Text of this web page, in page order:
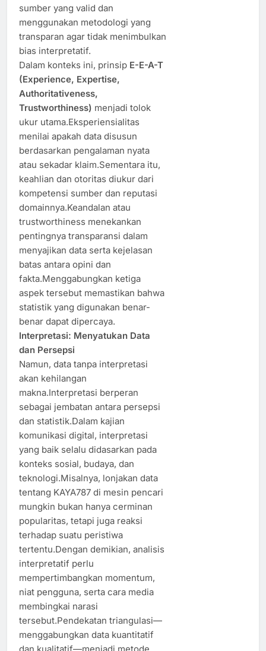
sumber yang valid dan
menggunakan metodologi yang
transparan agar tidak menimbulkan
bias interpretatif.
Dalam konteks ini, prinsip E-E-A-T
(Experience, Expertise,
Authoritativeness,
Trustworthiness) menjadi tolok
ukur utama.Eksperiensialitas
menilai apakah data disusun
berdasarkan pengalaman nyata
atau sekadar klaim.Sementara itu,
keahlian dan otoritas diukur dari
kompetensi sumber dan reputasi
domainnya.Keandalan atau
trustworthiness menekankan
pentingnya transparansi dalam
menyajikan data serta kejelasan
batas antara opini dan
fakta.Menggabungkan ketiga
aspek tersebut memastikan bahwa
statistik yang digunakan benar-
benar dapat dipercaya.
Interpretasi: Menyatukan Data
dan Persepsi
Namun, data tanpa interpretasi
akan kehilangan
makna.Interpretasi berperan
sebagai jembatan antara persepsi
dan statistik.Dalam kajian
komunikasi digital, interpretasi
yang baik selalu didasarkan pada
konteks sosial, budaya, dan
teknologi.Misalnya, lonjakan data
tentang KAYA787 di mesin pencari
mungkin bukan hanya cerminan
popularitas, tetapi juga reaksi
terhadap suatu peristiwa
tertentu.Dengan demikian, analisis
interpretatif perlu
mempertimbangkan momentum,
niat pengguna, serta cara media
membingkai narasi
tersebut.Pendekatan triangulasi—
menggabungkan data kuantitatif